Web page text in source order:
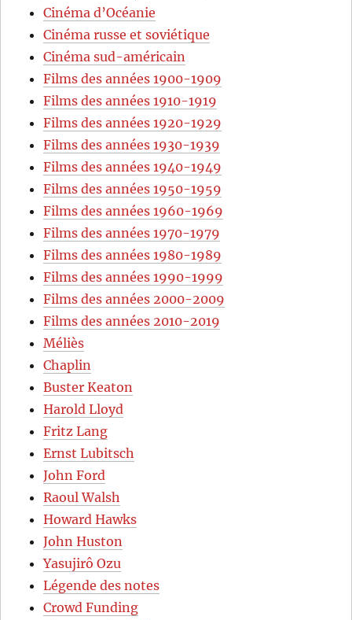
Cinéma d’Océanie
Cinéma russe et soviétique
Cinéma sud-américain
Films des années 1900-1909
Films des années 1910-1919
Films des années 1920-1929
Films des années 1930-1939
Films des années 1940-1949
Films des années 1950-1959
Films des années 1960-1969
Films des années 1970-1979
Films des années 1980-1989
Films des années 1990-1999
Films des années 2000-2009
Films des années 2010-2019
Méliès
Chaplin
Buster Keaton
Harold Lloyd
Fritz Lang
Ernst Lubitsch
John Ford
Raoul Walsh
Howard Hawks
John Huston
Yasujirô Ozu
Légende des notes
Crowd Funding